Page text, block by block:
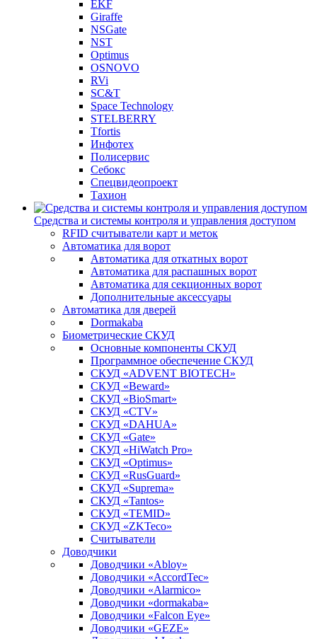
EKF
Giraffe
NSGate
NST
Optimus
OSNOVO
RVi
SC&T
Space Technology
STELBERRY
Tfortis
Инфотех
Полисервис
Себокс
Спецвидеопроект
Тахион
Средства и системы контроля и управления доступом
RFID считыватели карт и меток
Автоматика для ворот
Автоматика для откатных ворот
Автоматика для распашных ворот
Автоматика для секционных ворот
Дополнительные аксессуары
Автоматика для дверей
Dormakaba
Биометрические СКУД
Основные компоненты СКУД
Программное обеспечение СКУД
СКУД «ADVENT BIOTECH»
СКУД «Beward»
СКУД «BioSmart»
СКУД «CTV»
СКУД «DAHUA»
СКУД «Gate»
СКУД «HiWatch Pro»
СКУД «Optimus»
СКУД «RusGuard»
СКУД «Suprema»
СКУД «Tantos»
СКУД «TEMID»
СКУД «ZKTeco»
Считыватели
Доводчики
Доводчики «Abloy»
Доводчики «AccordTec»
Доводчики «Alarmico»
Доводчики «dormakaba»
Доводчики «Falcon Eye»
Доводчики «GEZE»